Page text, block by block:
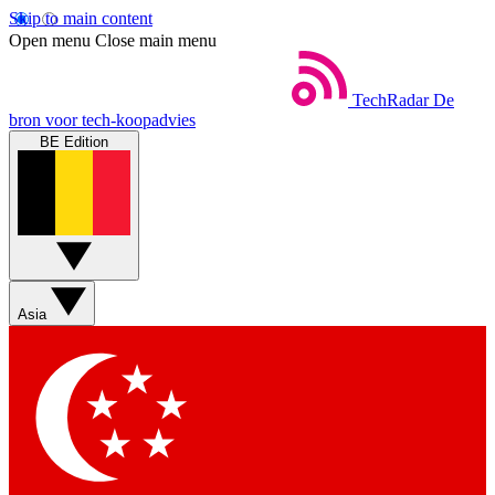
Skip to main content
Open menu Close main menu
TechRadar De
bron voor tech-koopadvies
BE Edition
Asia